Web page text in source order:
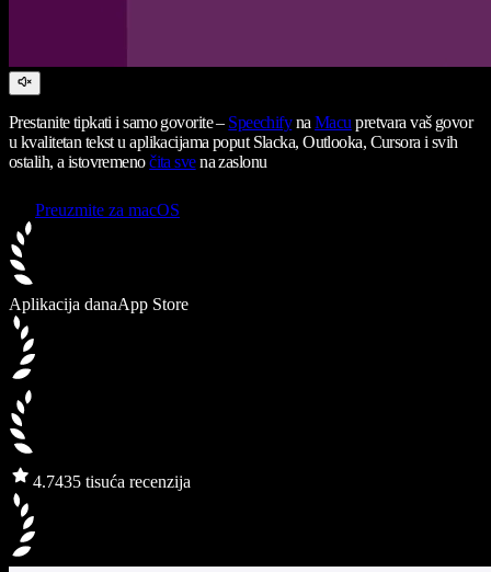
Prestanite tipkati i samo govorite – SpeechifynaMacu pretvara vaš govor
u kvalitetan tekst u aplikacijama poput Slacka, Outlooka, Cursora i svih
ostalih, a istovremenočita svena zaslonu
Preuzmite za macOS
Aplikacija danaApp Store
4.7435 tisuća recenzija